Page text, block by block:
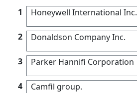
1 Honeywell International Inc.
2 Donaldson Company Inc.
3 Parker Hannifi Corporation
4 Camfil group.